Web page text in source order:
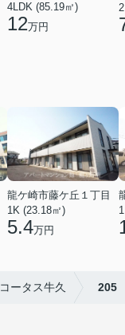
4LDK (85.19㎡)
12万円
龍ケ崎市藤ケ丘１丁目
1K (23.18㎡)
5.4万円
コータス牛久 205